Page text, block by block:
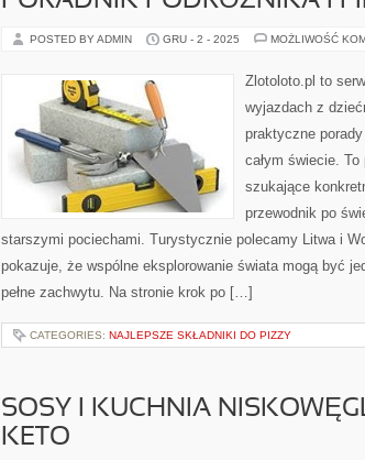
POSTED BY ADMIN GRU - 2 - 2025 MOŻLIWOŚĆ
Zlotoloto.pl to
wyjazdach z
praktyczne
całym świecie.
szukające
przewodnik po
starszymi pociechami. Turystycznie polecamy Litwa i
pokazuje, że wspólne eksplorowanie świata mogą być
pełne zachwytu. Na stronie krok po […]
CATEGORIES: NAJLEPSZE SKŁADNIKI DO PIZZY
SOSY I KUCHNIA
KETO